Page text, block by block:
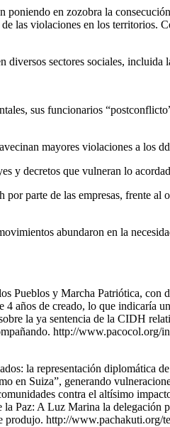
en zozobra la
las violaciones en los territorios.
sectores sociales,
sus funcionarios
mayores violaciones a los
y decretos que vulneran lo
parte de las empresas, frente
abundaron en la
Pueblos y Marcha Patriótica,
4 años de creado, lo que
la ya sentencia de la CIDH
http://
la representación diplomática
en Suiza”, generando
contra el altísimo
Paz: A Luz Marina la
http://www.pachakuti.org/